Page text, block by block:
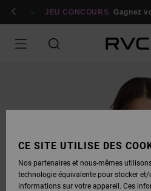
Se connecter / s'inscrire
JEU CONCOURS Gagnez
CE SITE UTILISE DES
Nos partenaires et nous-mêmes
technologie équivalente pour stocker et/
informations sur votre appareil. Ces